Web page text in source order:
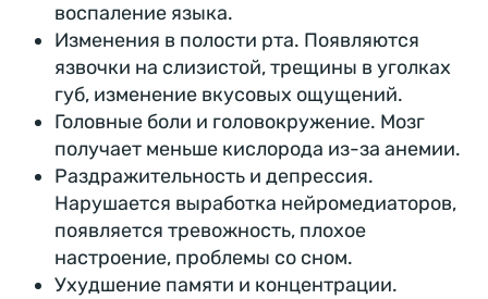
воспаление языка.
Изменения в полости рта. Появляются
язвочки на слизистой, трещины в уголках
губ, изменение вкусовых ощущений.
Головные боли и головокружение. Мозг
получает меньше кислорода из-за анемии.
Раздражительность и депрессия.
Нарушается выработка нейромедиаторов,
появляется тревожность, плохое
настроение, проблемы со сном.
Ухудшение памяти и концентрации.